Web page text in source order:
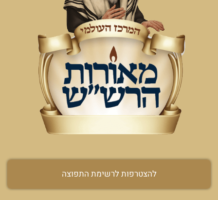
להצטרפות לרשימת התפוצה